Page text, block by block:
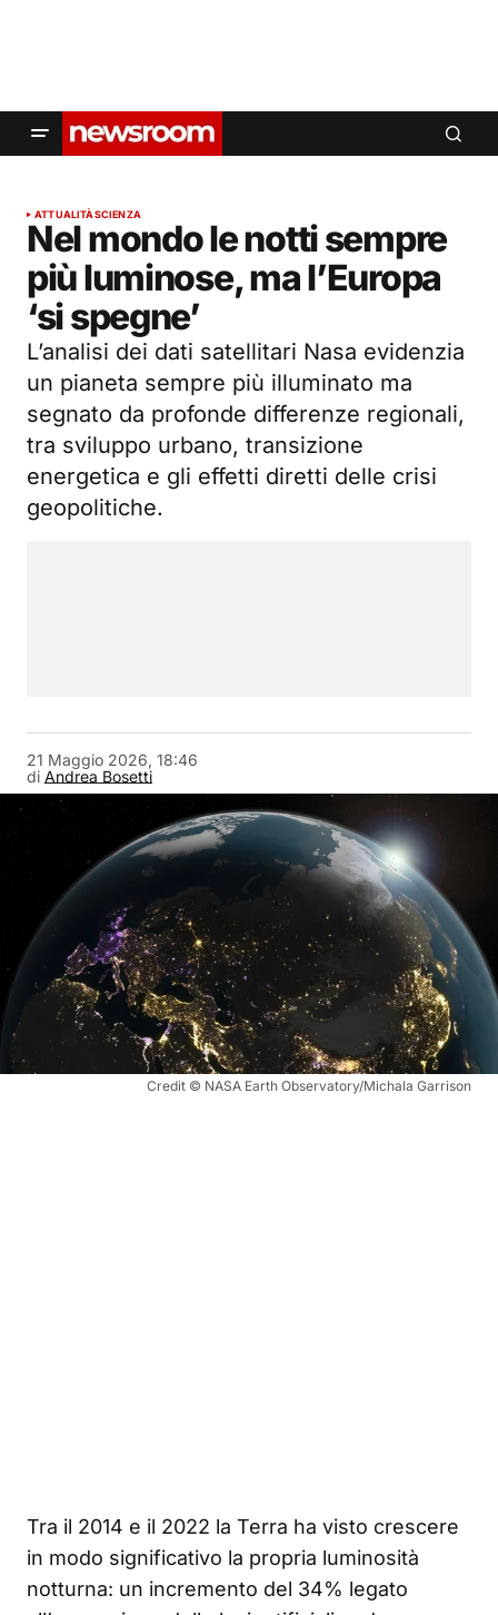
ATTUALITÀSCIENZA
Nel mondo le notti sempre
più luminose, ma l’Europa
‘si spegne’
L’analisi dei dati satellitari Nasa evidenzia
un pianeta sempre più illuminato ma
segnato da profonde differenze regionali,
tra sviluppo urbano, transizione
energetica e gli effetti diretti delle crisi
geopolitiche.
di Andrea Bosetti
21 Maggio 2026, 18:46
Credit © NASA Earth Observatory/Michala Garrison
Tra il 2014 e il 2022 la Terra ha visto crescere
in modo significativo la propria luminosità
notturna: un incremento del 34% legato